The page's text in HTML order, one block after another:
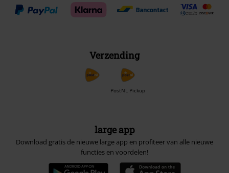
Verzending
PostNL Pickup
large app
Download gratis de nieuwe large app en profiteer van alle nieuwe
functies en voordelen!